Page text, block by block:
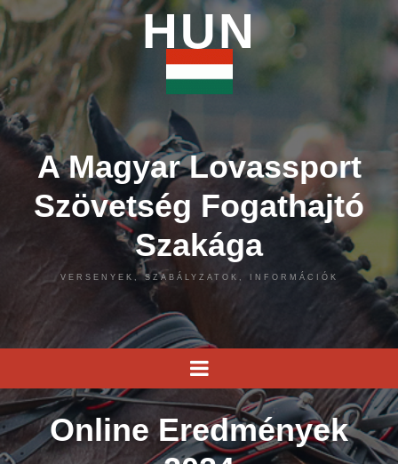
HUN
A Magyar Lovassport
Szövetség Fogathajtó
Szakága
VERSENYEK, SZABÁLYZATOK, INFORMÁCIÓK
Online Eredmények